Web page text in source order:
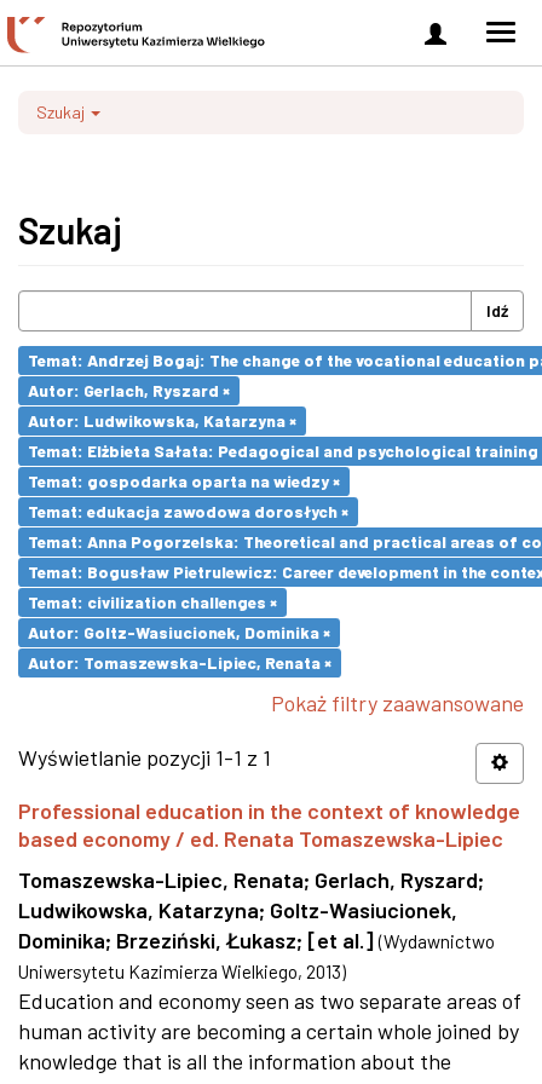
Zaloguj
się
Szukaj
Szukaj
Idź
Temat: Andrzej Bogaj: The change of the vocational education
Autor: Gerlach, Ryszard ×
Autor: Ludwikowska, Katarzyna ×
Temat: Elżbieta Sałata: Pedagogical and psychological
Temat: gospodarka oparta na wiedzy ×
Temat: edukacja zawodowa dorosłych ×
Temat: Anna Pogorzelska: Theoretical and practical areas of
Temat: Bogusław Pietrulewicz: Career development in the
Temat: civilization challenges ×
Autor: Goltz-Wasiucionek, Dominika ×
Autor: Tomaszewska-Lipiec, Renata ×
Pokaż filtry zaawansowane
Wyświetlanie pozycji 1-1 z 1
Professional education in the context of knowledge
based economy / ed. Renata Tomaszewska-Lipiec
Tomaszewska-Lipiec, Renata; Gerlach, Ryszard;
Ludwikowska, Katarzyna; Goltz-Wasiucionek,
Dominika; Brzeziński, Łukasz; [et al.] (Wydawnictwo
Uniwersytetu Kazimierza Wielkiego, 2013)
Education and economy seen as two separate areas of
human activity are becoming a certain whole joined by
knowledge that is all the information about the